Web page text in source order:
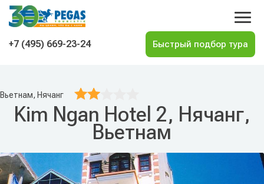
На главную
+7 (495) 669-23-24
Вьетнам, Нячанг
Kim Ngan Hotel 2, Нячанг,
Вьетнам